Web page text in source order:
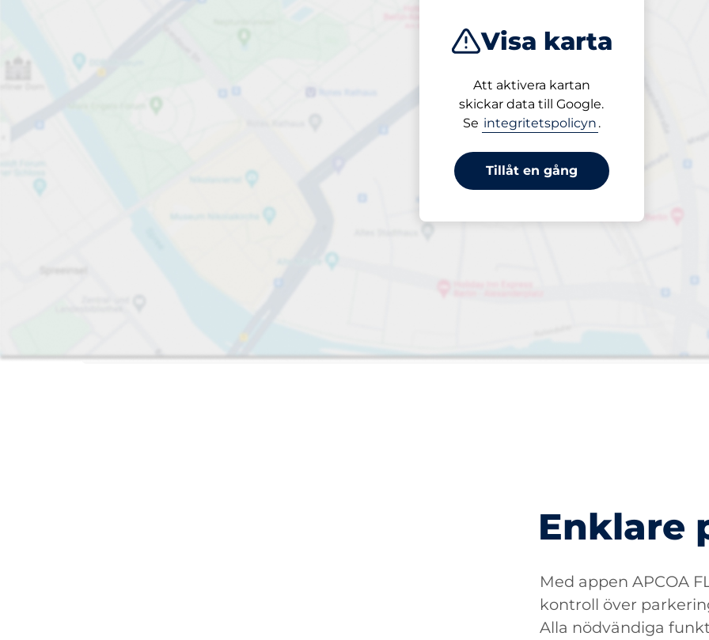
Visa karta
Att aktivera kartan
skickar data till Google.
Se integritetspolicyn .
Tillåt en gång
Öppet nu
Från 8,00 kr
Priser och betalning
Enklare
Med appen APCOA
kontroll över
Alla nödvändiga